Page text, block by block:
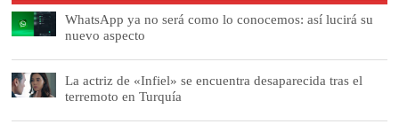
WhatsApp ya no será como lo conocemos: así lucirá su
nuevo aspecto
La actriz de «Infiel» se encuentra desaparecida tras el
terremoto en Turquía